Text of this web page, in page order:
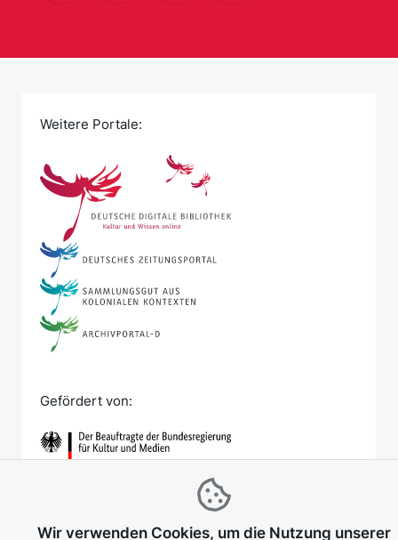
Wir verwenden Cookies, um die Nutzung unserer
Weitere Portale:
Gefördert von: